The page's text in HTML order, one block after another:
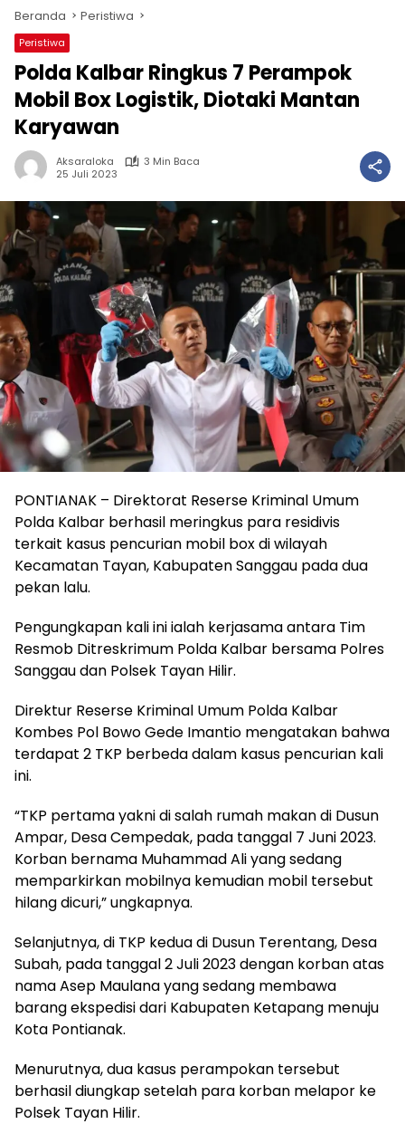
Beranda Peristiwa
Peristiwa
Polda Kalbar Ringkus 7 Perampok
Mobil Box Logistik, Diotaki Mantan
Karyawan
Aksaraloka
3 Min Baca
25 Juli 2023
PONTIANAK – Direktorat Reserse Kriminal Umum
Polda Kalbar berhasil meringkus para residivis
terkait kasus pencurian mobil box di wilayah
Kecamatan Tayan, Kabupaten Sanggau pada dua
pekan lalu.
Pengungkapan kali ini ialah kerjasama antara Tim
Resmob Ditreskrimum Polda Kalbar bersama Polres
Sanggau dan Polsek Tayan Hilir.
Direktur Reserse Kriminal Umum Polda Kalbar
Kombes Pol Bowo Gede Imantio mengatakan bahwa
terdapat 2 TKP berbeda dalam kasus pencurian kali
ini.
“TKP pertama yakni di salah rumah makan di Dusun
Ampar, Desa Cempedak, pada tanggal 7 Juni 2023.
Korban bernama Muhammad Ali yang sedang
memparkirkan mobilnya kemudian mobil tersebut
hilang dicuri,” ungkapnya.
Selanjutnya, di TKP kedua di Dusun Terentang, Desa
Subah, pada tanggal 2 Juli 2023 dengan korban atas
nama Asep Maulana yang sedang membawa
barang ekspedisi dari Kabupaten Ketapang menuju
Kota Pontianak.
Menurutnya, dua kasus perampokan tersebut
berhasil diungkap setelah para korban melapor ke
Polsek Tayan Hilir.